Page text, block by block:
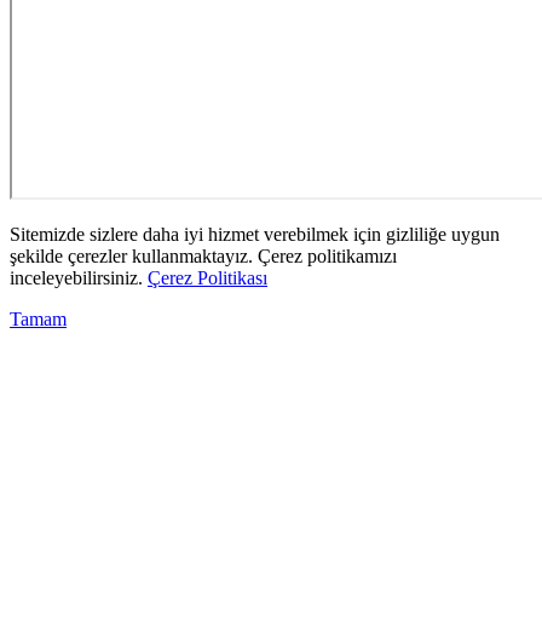
Sitemizde sizlere daha iyi hizmet verebilmek için gizliliğe uygun
şekilde çerezler kullanmaktayız. Çerez politikamızı
inceleyebilirsiniz. Çerez Politikası
Tamam